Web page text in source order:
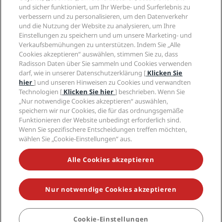
„Sports Approved“-Hotels
Familienfreundliche Hotels
Gesundheit & Sicherheit
Karriere RHG
Karriere PPHE
Karrieren EHL
The Club by RHG
Entwicklungsmöglichkeiten
Responsible Business – Unser Engagement
Einkauf
Privacy Centre
Rechtliche Hinweise
Radisson Rewards Geschäftsbedingungen
Website-Nutzungsvereinbarung
Digitale Barrierefreiheit
Moderne Sklaverei – Erklärung
Hilfe
Verbrauchermeldungen
Kontakt
FAQ
Inhaltsübersicht
Soziale Medien
Marken von Radisson Hotels
VERPASSEN SIE NIEMALS UNSERE BELIEBTESTEN
ANGEBOTE
© 2026 Radisson Hotel Group.Alle Rechte vorbehalten. RHG Radisson
Hotel Group, Radisson, Radisson RED, Radisson Blu, Radisson Collection,
Radisson Individuals, Park Plaza, Park Inn, Country Inn & Suites, Prize by
Radisson, Radisson Rewards und Radisson Meetings sind Warenzeichen
und sicher funktioniert, um Ihr Werbe- und Surferlebnis zu
verbessern und zu personalisieren, um den Datenverkehr
und die Nutzung der Website zu analysieren, um Ihre
Einstellungen zu speichern und um unsere Marketing- und
Verkaufsbemühungen zu unterstützen. Indem Sie „Alle
Cookies akzeptieren“ auswählen, stimmen Sie zu, dass
Radisson Daten über Sie sammeln und Cookies verwenden
darf, wie in unserer Datenschutzerklärung [ Klicken Sie
hier] und unseren Hinweisen zu Cookies und verwandten
Technologien [ Klicken Sie hier] beschrieben. Wenn Sie
„Nur notwendige Cookies akzeptieren“ auswählen,
speichern wir nur Cookies, die für das ordnungsgemäße
Funktionieren der Website unbedingt erforderlich sind.
Wenn Sie spezifischere Entscheidungen treffen möchten,
wählen Sie „Cookie-Einstellungen“ aus.
Alle Cookies akzeptieren
Nur notwendige Cookies akzeptieren
Cookie-Einstellungen